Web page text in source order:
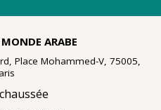
ARABE
Place Mohammed-V, 75005,